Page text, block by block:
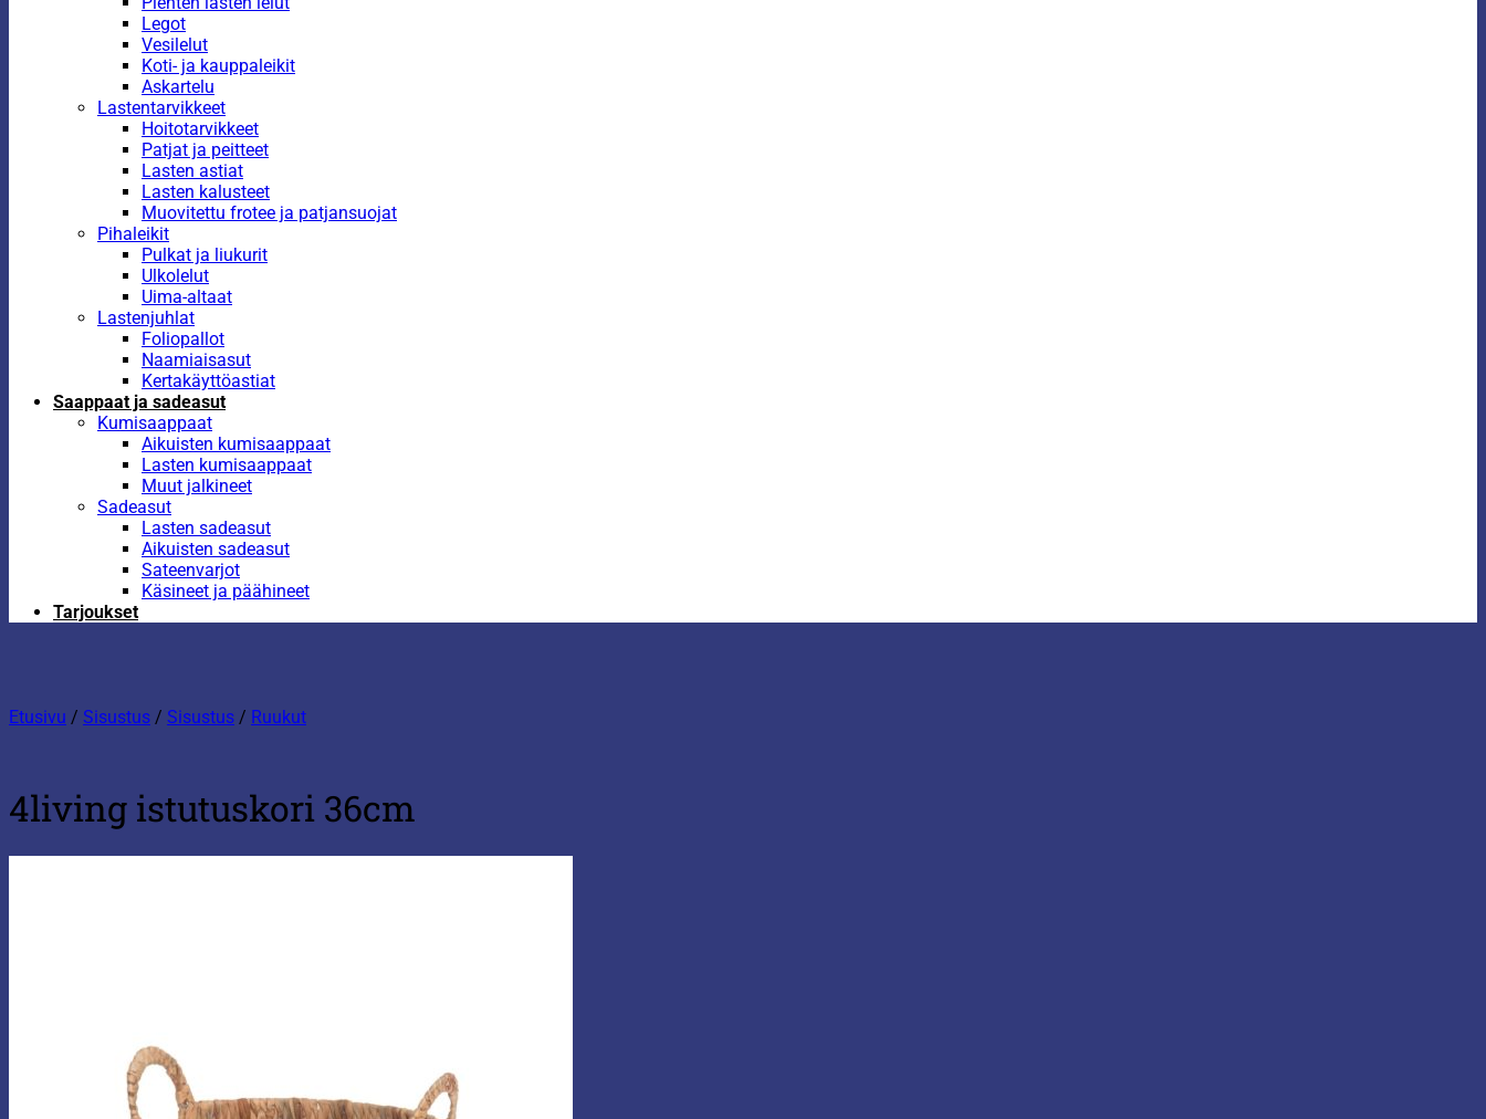
Legot
Vesilelut
Koti- ja kauppaleikit
Askartelu
Lastentarvikkeet
Hoitotarvikkeet
Patjat ja peitteet
Lasten astiat
Lasten kalusteet
Muovitettu frotee ja patjansuojat
Pihaleikit
Pulkat ja liukurit
Ulkolelut
Uima-altaat
Lastenjuhlat
Foliopallot
Naamiaisasut
Kertakäyttöastiat
Saappaat ja sadeasut
Kumisaappaat
Aikuisten kumisaappaat
Lasten kumisaappaat
Muut jalkineet
Sadeasut
Lasten sadeasut
Aikuisten sadeasut
Sateenvarjot
Käsineet ja päähineet
Tarjoukset
Etusivu / Sisustus / Sisustus / Ruukut
4living istutuskori 36cm